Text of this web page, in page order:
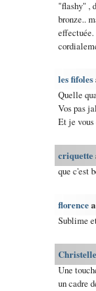
"flashy" ,
bronze..
effectuée.
les fifoles
Quelle
Vos pas
Et je vous
criquette
que c'est
florence
Sublime
Christelle
Une
un cadre